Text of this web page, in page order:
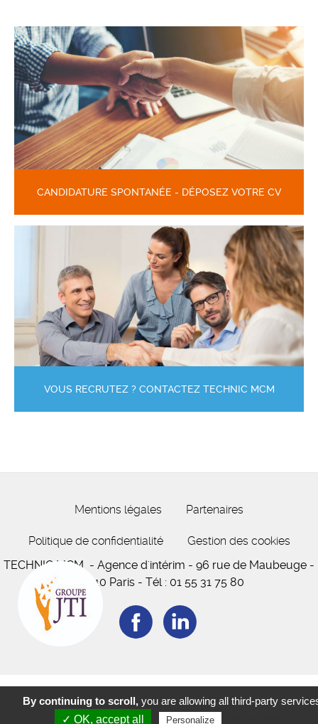
CANDIDATURE SPONTANÉE - DÉPOSEZ VOTRE CV
VOUS RECRUTEZ ? CONTACTEZ TECHNIC MCM
Mentions légales Partenaires
Politique de confidentialité
Gestion des cookies
TECHNIC MCM - Agence d'intérim - 96 rue de Maubeuge -
75010 Paris - Tél : 01 55 31 75 80
By continuing to scroll,you are allowing all third-party
✓ OK, accept all
Personalize